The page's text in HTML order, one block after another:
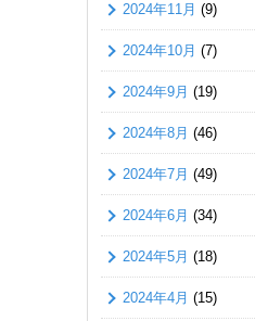
2024年11月 (9)
2024年10月 (7)
2024年9月 (19)
2024年8月 (46)
2024年7月 (49)
2024年6月 (34)
2024年5月 (18)
2024年4月 (15)